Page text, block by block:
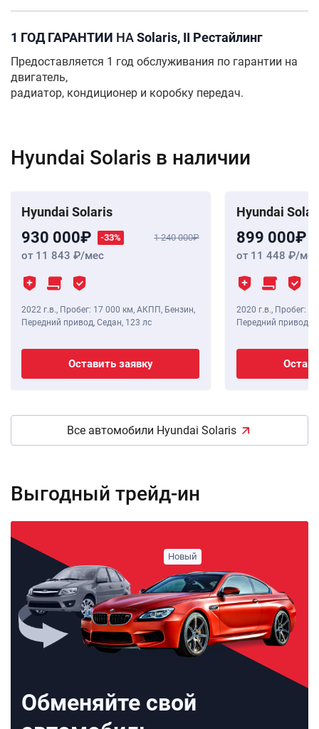
1 ГОД ГАРАНТИИ НАSolaris, II Рестайлинг
Предоставляется 1 год обслуживания по гарантии на
двигатель,
радиатор, кондиционер и коробку передач.
Hyundai Solaris в наличии
Hyundai Solaris
930 000 -33% 1 240 000
от 11 843 /мес
2022 г.в., Пробег: 17 000 км, АКПП, Бензин,
Передний привод, Седан, 123 лс
Оставить заявку
Hyundai
899 000
от 11 448 /мес
2020 г.в., Пробег:
Передний привод,
Все автомобили Hyundai Solaris
Выгодный трейд-ин
Обменяйте свой